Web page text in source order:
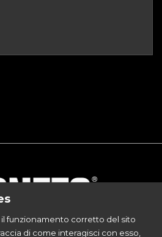
funzionamento corretto del sito
di come interagisci con esso,